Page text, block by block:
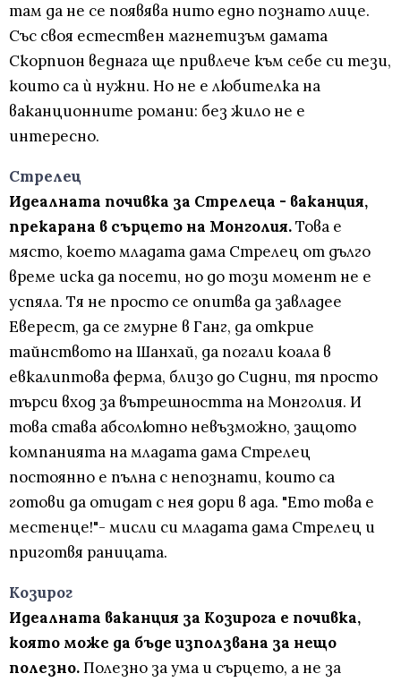
там да не се появява нито едно познато лице.
Със своя естествен магнетизъм дамата
Скорпион веднага ще привлече към себе си тези,
които са ѝ нужни. Но не е любителка на
ваканционните романи: без жило не е
интересно.
Стрелец
Идеалната почивка за Стрелеца - ваканция,
прекарана в сърцето на Монголия.Това е
място, което младата дама Стрелец от дълго
време иска да посети, но до този момент не е
успяла. Тя не просто се опитва да завладее
Еверест, да се гмурне в Ганг, да открие
тайнството на Шанхай, да погали коала в
евкалиптова ферма, близо до Сидни, тя просто
търси вход за вътрешността на Монголия. И
това става абсолютно невъзможно, защото
компанията на младата дама Стрелец
постоянно е пълна с непознати, които са
готови да отидат с нея дори в ада. "Ето това е
местенце!"- мисли си младата дама Стрелец и
приготвя раницата.
Козирог
Идеалната ваканция за Козирога е почивка,
която може да бъде използвана за нещо
полезно.Полезно за ума и сърцето, а не за